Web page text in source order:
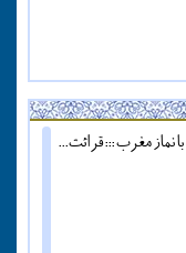
مراسم هیئت هفتگی - یکشنبه شبها - همزمان با نماز مغرب ::: قرائت دعای آل یاسین - پنج شنبه ها قبل از اذان مغرب ::: همه روزه نماز جماعت مغرب و عشاء برگزار میشود